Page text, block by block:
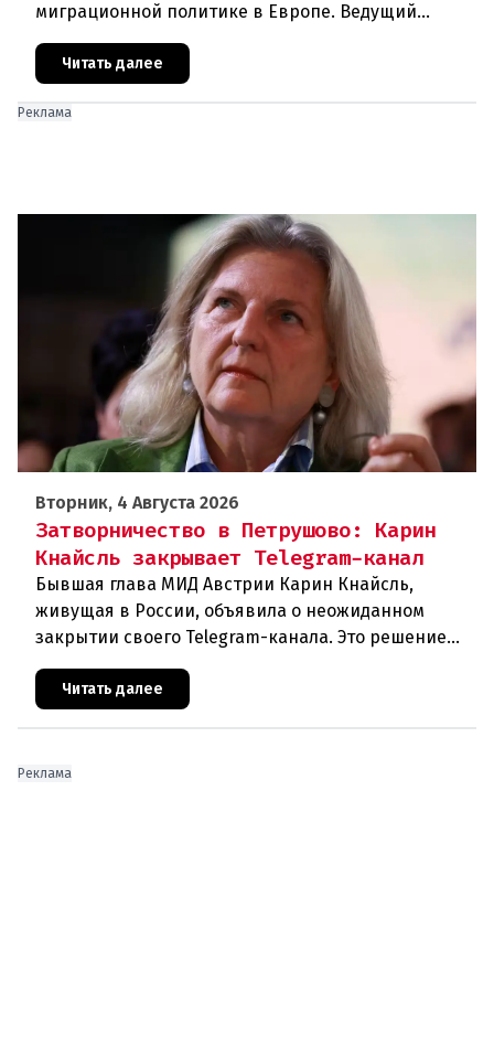
миграционной политике в Европе. Ведущий
эксперт по миграции Джеральд Кнаус, один из
архитекторов соглашения ЕС-Турция 2016
Читать далее
Реклама
Вторник, 4 Августа 2026
Затворничество в Петрушово: Карин
Кнайсль закрывает Telegram-канал
Бывшая глава МИД Австрии Карин Кнайсль,
живущая в России, объявила о неожиданном
закрытии своего Telegram-канала. Это решение
стало очередным эпизодом в череде
противоречивых заявлений и нарастающего
Читать далее
Реклама